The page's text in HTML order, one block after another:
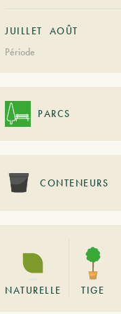
JUILLET
AOÛT
Période
PARCS
CONTENEURS
NATURELLE TIGE